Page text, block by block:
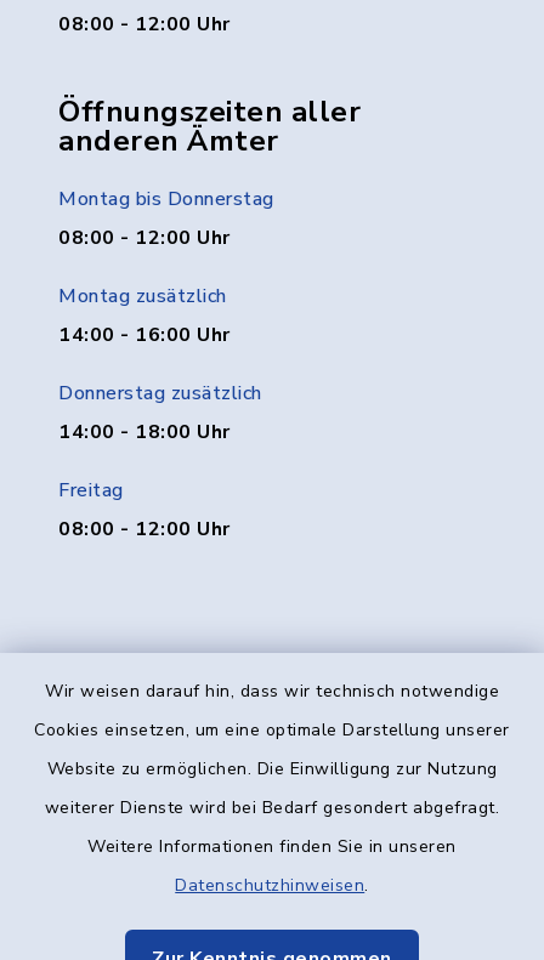
Wir weisen darauf hin, dass wir technisch notwendige
Cookies einsetzen, um eine optimale Darstellung unserer
Website zu ermöglichen. Die Einwilligung zur Nutzung
weiterer Dienste wird bei Bedarf gesondert abgefragt.
Weitere Informationen finden Sie in unseren
Datenschutzhinweisen.
08:00 - 12:00 Uhr
Öffnungszeiten aller
anderen Ämter
Montag bis Donnerstag
08:00 - 12:00 Uhr
Montag zusätzlich
14:00 - 16:00 Uhr
Donnerstag zusätzlich
14:00 - 18:00 Uhr
Freitag
08:00 - 12:00 Uhr
Kontakt
Datenschutz